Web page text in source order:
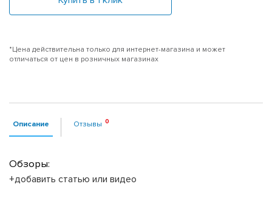
*Цена действительна только для интернет-магазина и может
отличаться от цен в розничных магазинах
Описание Отзывы
Обзоры:
+добавить статью или видео